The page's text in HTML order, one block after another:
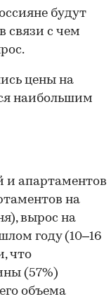
будут
связи с чем
цены на
наибольшим
и апартаментов
на
вырос на
году (10–16
что
(57%)
объема